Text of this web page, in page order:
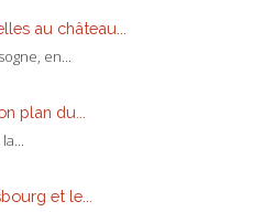
au château...
en...
plan du...
et le...